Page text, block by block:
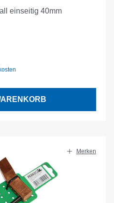
einseitig 40mm
Merken